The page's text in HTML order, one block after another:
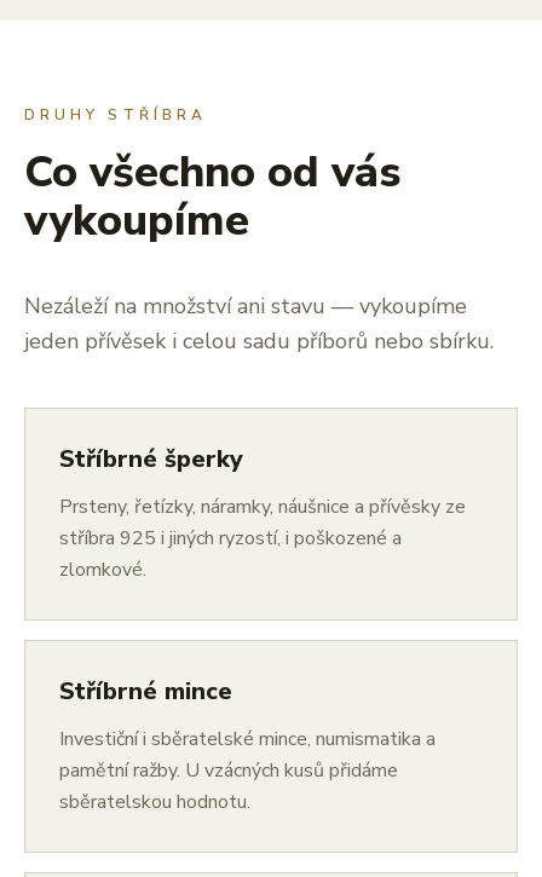
DRUHY STŘÍBRA
Co všechno od vás
vykoupíme
Nezáleží na množství ani stavu — vykoupíme
jeden přívěsek i celou sadu příborů nebo sbírku.
Stříbrné šperky
Prsteny, řetízky, náramky, náušnice a přívěsky ze
stříbra 925 i jiných ryzostí, i poškozené a
zlomkové.
Stříbrné mince
Investiční i sběratelské mince, numismatika a
pamětní ražby. U vzácných kusů přidáme
sběratelskou hodnotu.